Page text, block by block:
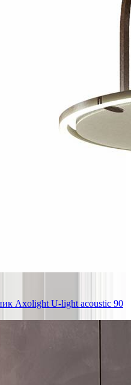
Axolight U-light acoustic 90